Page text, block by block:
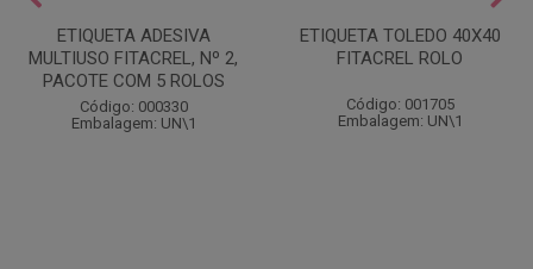
ETIQUETA ADESIVA
MULTIUSO FITACREL, Nº 2,
PACOTE COM 5 ROLOS
Código: 000330
Embalagem: UN\1
ETIQUETA TOLEDO 40X40
FITACREL ROLO
Código: 001705
Embalagem: UN\1